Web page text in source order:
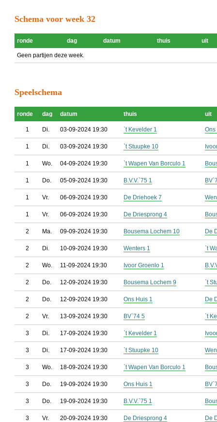
Schema voor week 32
ronde dag datum thuis uit
Geen partijen deze week.
Speelschema
ronde dag datum thuis uit
1 Di. 03-09-2024 19:30 `t Kevelder 1 Ons
1 Di. 03-09-2024 19:30 `t Stuupke 10
1 Wo. 04-09-2024 19:30 `t Wapen Van Borculo 1
1 Do. 05-09-2024 19:30 B.V.V.`75 1
1 Vr. 06-09-2024 19:30 De Driehoek 7
1 Vr. 06-09-2024 19:30 De Driesprong 4
2 Ma. 09-09-2024 19:30 Bousema Lochem 10 De
2 Di. 10-09-2024 19:30 Wenters 1 `t
2 Wo. 11-09-2024 19:30 Ivoor Groenlo 1
2 Do. 12-09-2024 19:30 Bousema Lochem 9 `t
2 Do. 12-09-2024 19:30 Ons Huis 1 De
2 Vr. 13-09-2024 19:30 BV`74 5 `t
3 Di. 17-09-2024 19:30 `t Kevelder 1
3 Di. 17-09-2024 19:30 `t Stuupke 10
3 Wo. 18-09-2024 19:30 `t Wapen Van Borculo 1
3 Do. 19-09-2024 19:30 Ons Huis 1
3 Do. 19-09-2024 19:30 B.V.V.`75 1
3 Vr. 20-09-2024 19:30 De Driesprong 4 De